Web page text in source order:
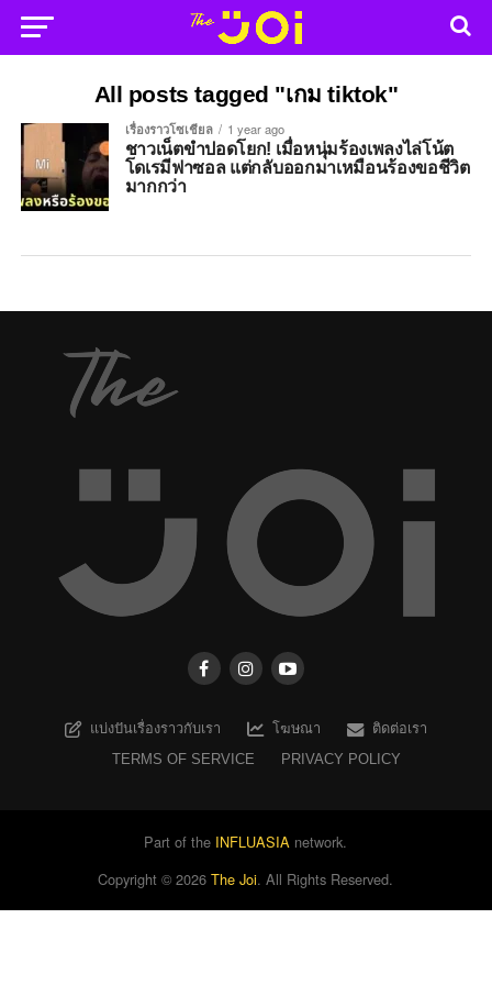
All posts tagged "เกม tiktok"
เรื่องราวโซเชียล 1 year ago
ชาวเน็ตขำปอดโยก! เมื่อหนุ่มร้องเพลงไล่โน้ต
โดเรมีฟาซอล แต่กลับออกมาเหมือนร้องขอชีวิต
มากกว่า
แบ่งปันเรื่องราวกับเรา โฆษณา
ติดต่อเรา
TERMS OF SERVICE
PRIVACY POLICY
Part of the INFLUASIA network.
Copyright ©2026 The Joi. All Rights Reserved.